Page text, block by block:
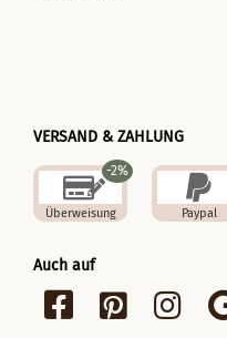
VERSAND & ZAHLUNG
Überweisung
-2%
Paypal
Auch auf